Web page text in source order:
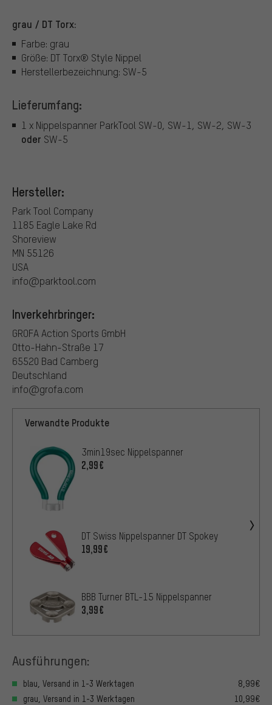
grau / DT Torx:
Farbe: grau
Größe: DT Torx® Style Nippel
Herstellerbezeichnung: SW-5
Lieferumfang:
1 x Nippelspanner ParkTool SW-0, SW-1, SW-2, SW-3
oder SW-5
Hersteller:
Park Tool Company
1185 Eagle Lake Rd
Shoreview
MN 55126
USA
info@parktool.com
Inverkehrbringer:
GROFA Action Sports GmbH
Otto-Hahn-Straße 17
65520 Bad Camberg
Deutschland
info@grofa.com
Verwandte Produkte
3min19sec Nippelspanner
2,99€
DT Swiss Nippelspanner DT Spokey
19,99€
BBB Turner BTL-15 Nippelspanner
3,99€
Ausführungen:
blau, Versand in 1-3 Werktagen
8,99€
grau, Versand in 1-3 Werktagen
10,99€